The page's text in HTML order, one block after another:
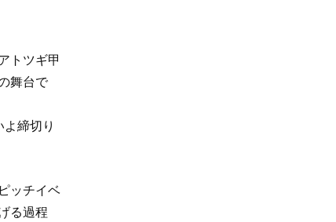
トツギ甲
舞台で
締切り
ッチイベ
る過程